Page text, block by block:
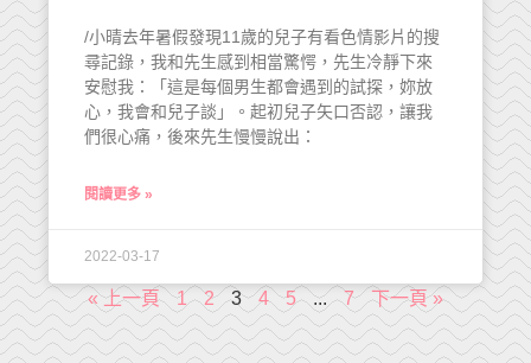
/小晴去年暑假發現11歲的兒子有看色情影片的搜
尋記錄，我和先生感到相當驚愕，先生冷靜下來
安慰我：「這是每個男生都會遇到的試探，妳放
心，我會和兒子談」。起初兒子矢口否認，讓我
們很心痛，後來先生慢慢說出：
閱讀更多 »
2022-03-17
« 上一頁 1 2 3 4 5 ... 7 下一頁 »